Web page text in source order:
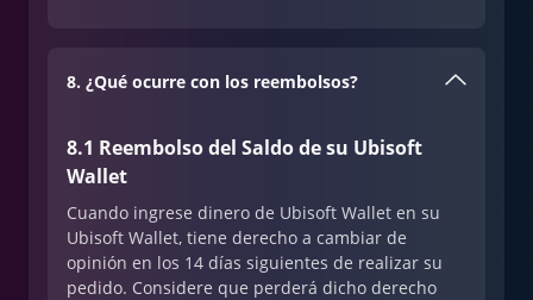
8. ¿Qué ocurre con los reembolsos?
8.1 Reembolso del Saldo de su Ubisoft
Wallet
Cuando ingrese dinero de Ubisoft Wallet en su
Ubisoft Wallet, tiene derecho a cambiar de
opinión en los 14 días siguientes de realizar su
pedido. Considere que perderá dicho derecho